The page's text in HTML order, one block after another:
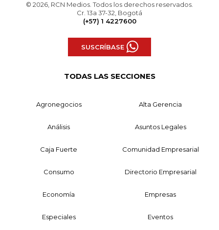
© 2026, RCN Medios. Todos los derechos reservados.
Cr. 13a 37-32, Bogotá
(+57) 1 4227600
SUSCRÍBASE
TODAS LAS SECCIONES
Agronegocios Alta Gerencia
Análisis Asuntos Legales
Caja Fuerte Comunidad Empresarial
Consumo Directorio Empresarial
Economía Empresas
Especiales Eventos